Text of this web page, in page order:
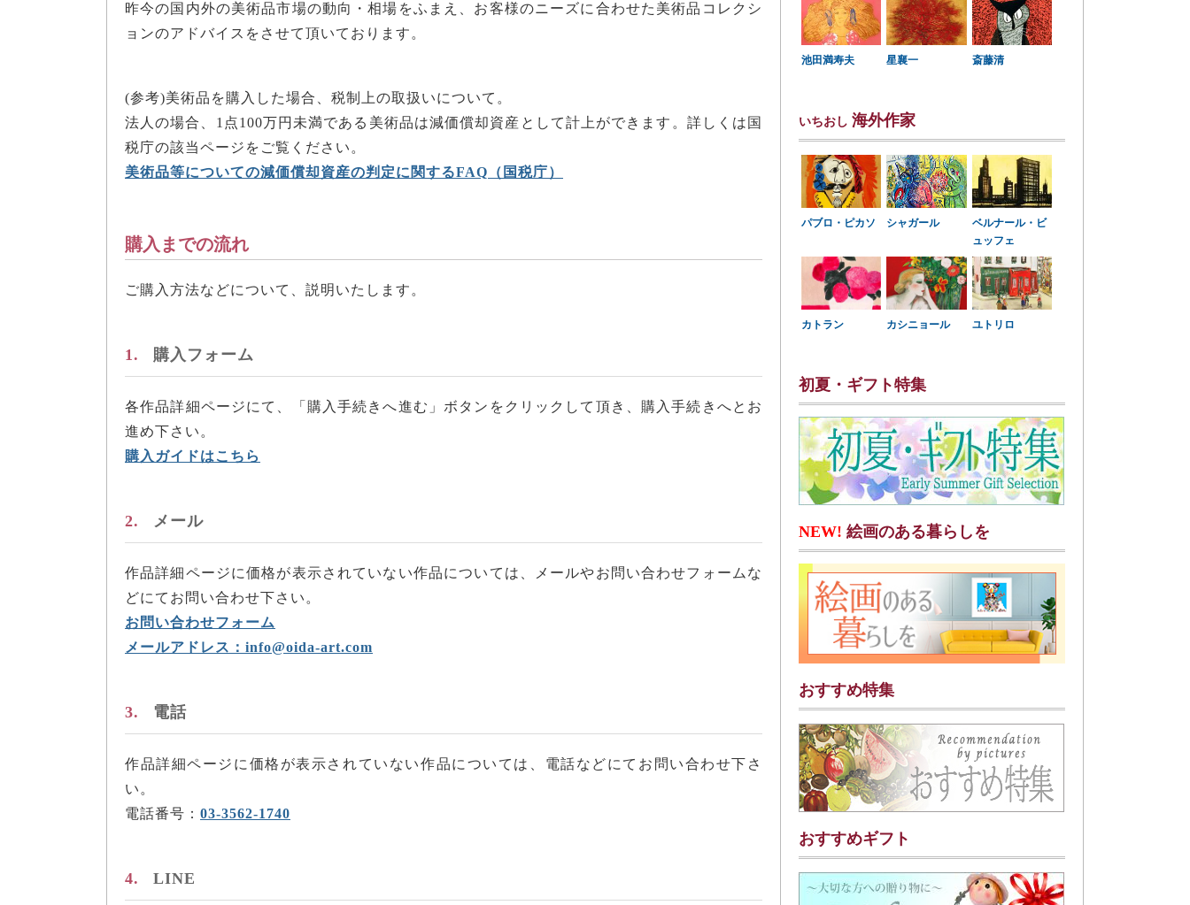
昨今の国内外の美術品市場の動向・相場をふまえ、お客様のニーズに合わせた美術品コレクシ
ョンのアドバイスをさせて頂いております。
(参考)美術品を購入した場合、税制上の取扱いについて。
法人の場合、1点100万円未満である美術品は減価償却資産として計上ができます。詳しくは国
税庁の該当ページをご覧ください。
美術品等についての減価償却資産の判定に関するFAQ（国税庁）
購入までの流れ
ご購入方法などについて、説明いたします。
1. 購入フォーム
各作品詳細ページにて、「購入手続きへ進む」ボタンをクリックして頂き、購入手続きへとお
進め下さい。
購入ガイドはこちら
2. メール
作品詳細ページに価格が表示されていない作品については、メールやお問い合わせフォームな
どにてお問い合わせ下さい。
お問い合わせフォーム
メールアドレス：info@oida-art.com
3. 電話
作品詳細ページに価格が表示されていない作品については、電話などにてお問い合わせ下さ
い。
電話番号： 03-3562-1740
4. LINE
池田満寿夫 星襄一 斎藤清
いちおし 海外作家
パブロ・ピカソ シャガール
ベルナール・ビ
ュッフェ
カトラン カシニョール ユトリロ
初夏・ギフト特集
NEW! 絵画のある暮らしを
おすすめ特集
おすすめギフト